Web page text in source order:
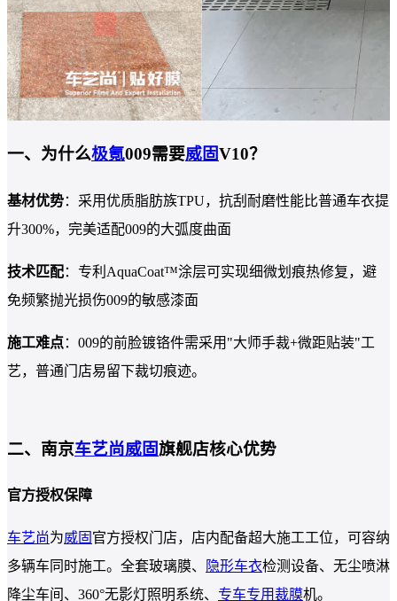
一、为什么极氪009需要威固V10？
基材优势：采用优质脂肪族TPU，抗刮耐磨性能比普通车衣提
升300%，完美适配009的大弧度曲面
技术匹配：专利AquaCoat™涂层可实现细微划痕热修复，避
免频繁抛光损伤009的敏感漆面
施工难点：009的前脸镀铬件需采用"大师手裁+微距贴装"工
艺，普通门店易留下裁切痕迹。
二、南京车艺尚威固旗舰店核心优势
官方授权保障
车艺尚为威固 官方授权门店，店内配备超大施工工位，可容纳
多辆车同时施工。全套玻璃膜、
隐形车衣检测设备、无尘喷淋
降尘车间、360°无影灯照明系统、 专车专用裁膜机。